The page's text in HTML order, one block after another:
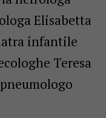
Elisabetta
infantile
Teresa